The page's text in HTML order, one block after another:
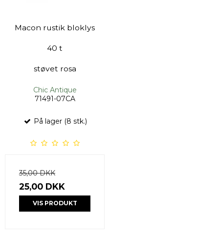
Macon rustik bloklys
40 t
støvet rosa
Chic Antique
71491-07CA
På lager (8 stk.)
35,00 DKK
25,00 DKK
VIS PRODUKT